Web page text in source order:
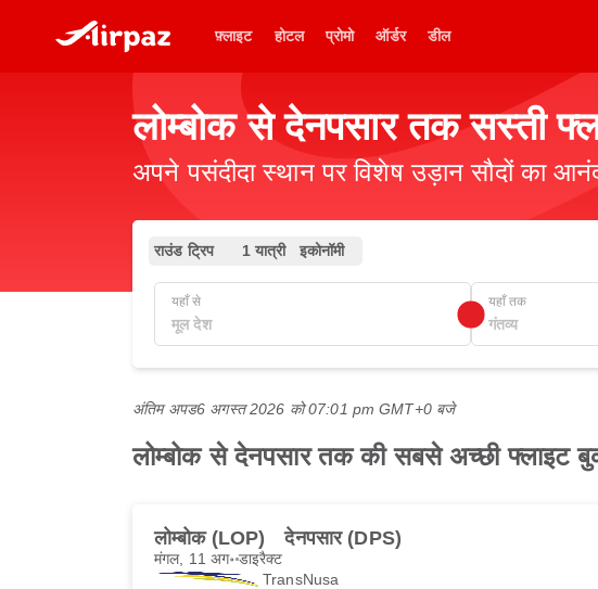
फ़्लाइट होटल प्रोमो ऑर्डर डील
लोम्बोक से देनपसार तक सस्ती
अपने पसंदीदा स्थान पर विशेष उड़ान सौदों का
राउंड ट्रिप 1 यात्री इकोनॉमी
यहाँ से यहाँ तक
अंतिम अपड6 अगस्त 2026 को 07:01 pm GMT+0 बजे
लोम्बोक से देनपसार तक की सबसे अच्छी फ्लाइट
लोम्बोक (LOP) देनपसार (DPS)
मंगल, 11 अग॰ डाइरैक्ट
TransNusa